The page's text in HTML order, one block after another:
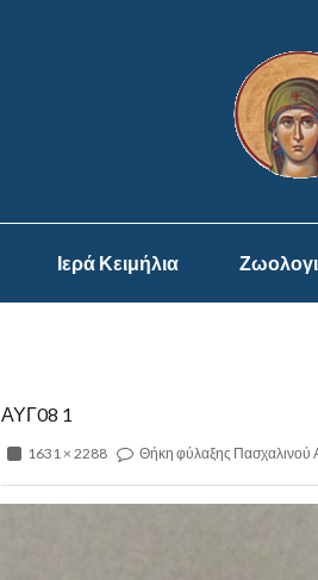
Ιερά Κειμήλια
ΑΥΓ08 1
1631 × 2288 Θήκη φύλαξης Πασχαλινού